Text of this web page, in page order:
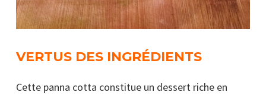
VERTUS DES INGRÉDIENTS
Cette panna cotta constitue un dessert riche en